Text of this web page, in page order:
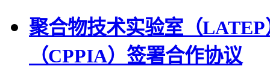
聚合物技术实验室（
（CPPIA）签署合作协议